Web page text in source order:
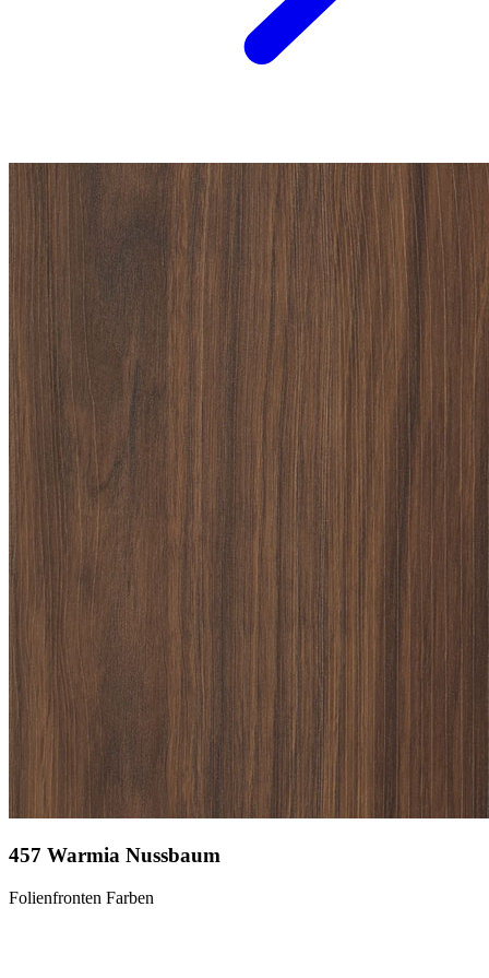
457 Warmia Nussbaum
Folienfronten Farben